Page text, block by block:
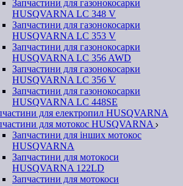
Запчастини для газонокосарки
HUSQVARNA LC 348 V
Запчастини для газонокосарки
HUSQVARNA LC 353 V
Запчастини для газонокосарки
HUSQVARNA LC 356 AWD
Запчастини для газонокосарки
HUSQVARNA LC 356 V
Запчастини для газонокосарки
HUSQVARNA LC 448SE
для електропил HUSQVARNA
для мотокос HUSQVARNA
Запчастини для інших мотокос
HUSQVARNA
Запчастини для мотокоси
HUSQVARNA 122LD
Запчастини для мотокоси